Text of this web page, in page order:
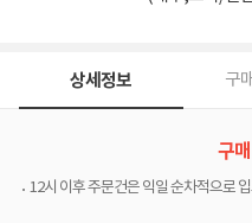
상세정보 구
구
12시 이후 주문건은 익일 순차적으로